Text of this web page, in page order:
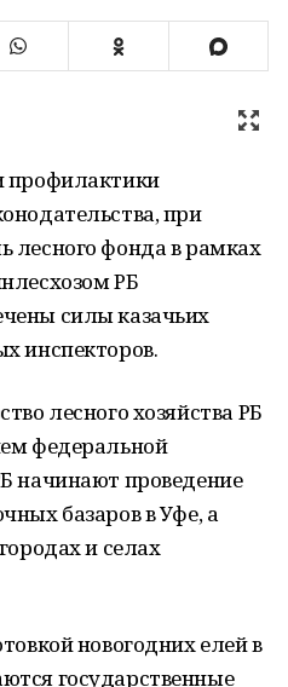
профилактики
при
лесного фонда в рамках
РБ
силы казачьих
инспекторов.
лесного хозяйства РБ
федеральной
начинают проведение
базаров в Уфе, а
и селах
новогодних елей в
государственные